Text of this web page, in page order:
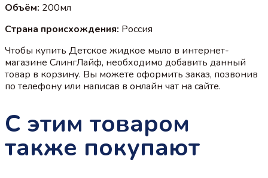
Объём: 200мл
Страна происхождения: Россия
Чтобы купить Детское жидкое мыло в интернет-
магазине СлингЛайф, необходимо добавить данный
товар в корзину. Вы можете оформить заказ, позвонив
по телефону или написав в онлайн чат на сайте.
С этим товаром
также покупают